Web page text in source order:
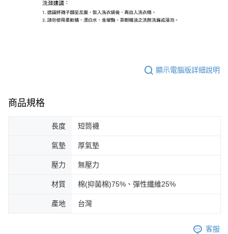
顯示電腦版詳細說明
商品規格
長度 短筒襪
氣墊 厚氣墊
壓力 無壓力
材質 棉(抑菌棉)75%、彈性纖維25%
產地 台灣
客服